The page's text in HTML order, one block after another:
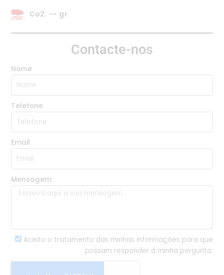
Co2: -- gr
Contacte-nos
Nome
Telefone
Email
Mensagem
Aceito o tratamento das minhas informações para que
possam responder à minha pergunta.